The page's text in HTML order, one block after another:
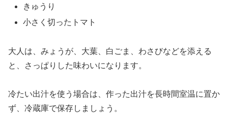
きゅうり
小さく切ったトマト
大人は、みょうが、大葉、白ごま、わさびなどを添える
と、さっぱりした味わいになります。
冷たい出汁を使う場合は、作った出汁を長時間室温に置か
ず、冷蔵庫で保存しましょう。